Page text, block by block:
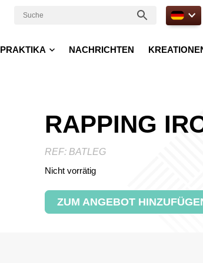
DE.
PRAKTIKA NACHRICHTEN
RAPPING
REF: BATLEG
Nicht vorrätig
ZUM ANGEBOT